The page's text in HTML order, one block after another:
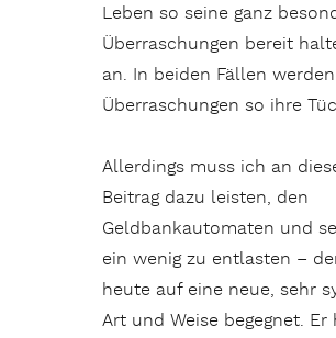
Leben so seine ganz
Überraschungen bereit
an. In beiden Fällen
Überraschungen so ihre
Allerdings muss ich an
Beitrag dazu leisten, den
Geldbankautomaten und
ein wenig zu entlasten –
heute auf eine neue, sehr
Art und Weise begegnet.